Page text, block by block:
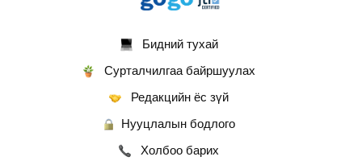
Бидний тухай
Сурталчилгаа байршуулах
Редакцийн ёс зүй
Нууцлалын бодлого
Холбоо барих